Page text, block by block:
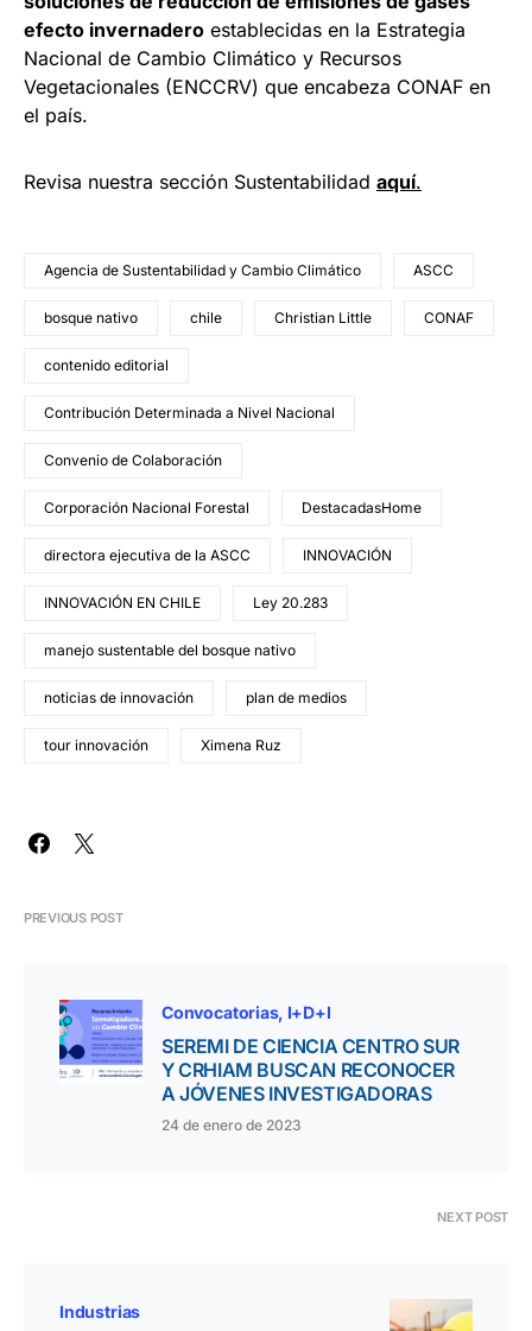
efecto invernadero establecidas en la Estrategia
Nacional de Cambio Climático y Recursos
Vegetacionales (ENCCRV) que encabeza CONAF en
el país.
Revisa nuestra sección Sustentabilidad aquí.
Agencia de Sustentabilidad y Cambio Climático ASCC
bosque nativo chile Christian Little CONAF
contenido editorial
Contribución Determinada a Nivel Nacional
Convenio de Colaboración
Corporación Nacional Forestal DestacadasHome
directora ejecutiva de la ASCC INNOVACIÓN
INNOVACIÓN EN CHILE Ley 20.283
manejo sustentable del bosque nativo
noticias de innovación plan de medios
tour innovación Ximena Ruz
PREVIOUS POST
Convocatorias I+D+I
SEREMI DE CIENCIA CENTRO SUR
Y CRHIAM BUSCAN RECONOCER
A JÓVENES INVESTIGADORAS
24 de enero de 2023
NEXT POST
Industrias